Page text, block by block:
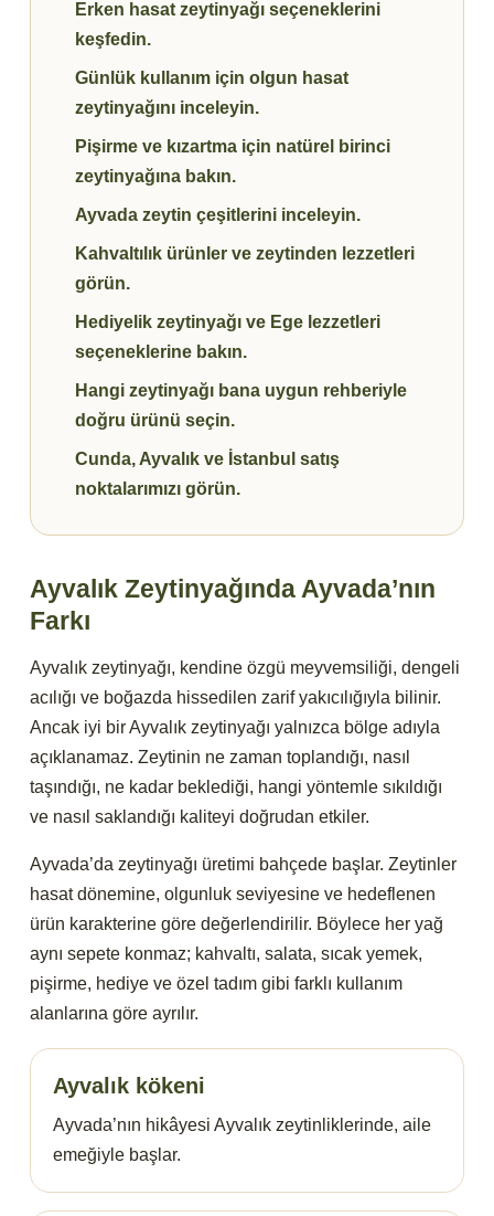
Erken hasat zeytinyağı seçeneklerini
keşfedin.
Günlük kullanım için olgun hasat
zeytinyağını inceleyin.
Pişirme ve kızartma için natürel birinci
zeytinyağına bakın.
Ayvada zeytin çeşitlerini inceleyin.
Kahvaltılık ürünler ve zeytinden lezzetleri
görün.
Hediyelik zeytinyağı ve Ege lezzetleri
seçeneklerine bakın.
Hangi zeytinyağı bana uygun rehberiyle
doğru ürünü seçin.
Cunda, Ayvalık ve İstanbul satış
noktalarımızı görün.
Ayvalık Zeytinyağında Ayvada’nın
Farkı
Ayvalık zeytinyağı, kendine özgü meyvemsiliği, dengeli
acılığı ve boğazda hissedilen zarif yakıcılığıyla bilinir.
Ancak iyi bir Ayvalık zeytinyağı yalnızca bölge adıyla
açıklanamaz. Zeytinin ne zaman toplandığı, nasıl
taşındığı, ne kadar beklediği, hangi yöntemle sıkıldığı
ve nasıl saklandığı kaliteyi doğrudan etkiler.
Ayvada’da zeytinyağı üretimi bahçede başlar. Zeytinler
hasat dönemine, olgunluk seviyesine ve hedeflenen
ürün karakterine göre değerlendirilir. Böylece her yağ
aynı sepete konmaz; kahvaltı, salata, sıcak yemek,
pişirme, hediye ve özel tadım gibi farklı kullanım
alanlarına göre ayrılır.
Ayvalık kökeni
Ayvada’nın hikâyesi Ayvalık zeytinliklerinde, aile
emeğiyle başlar.